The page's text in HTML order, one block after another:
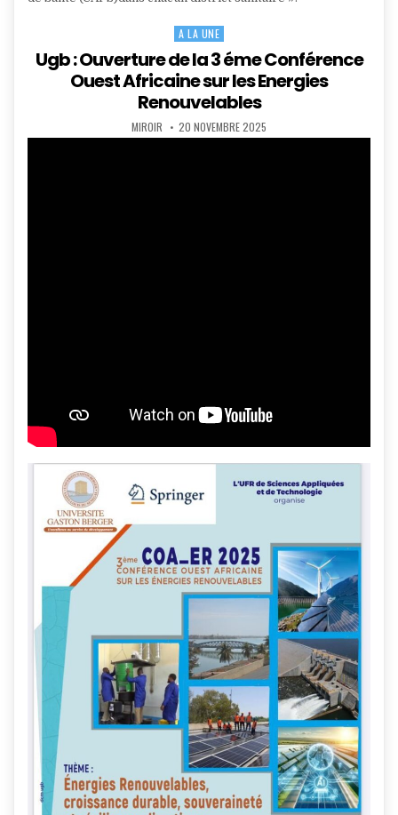
Posted
in
A LA UNE
Ugb : Ouverture de la 3 éme Conférence
Ouest Africaine sur les Energies
Renouvelables
AUTHOR:
MIROIR PUBLISHED
DATE:
20 NOVEMBRE 2025